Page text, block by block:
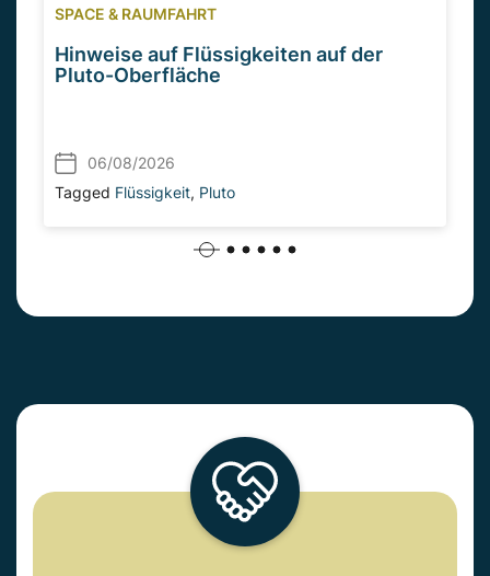
SPACE & RAUMFAHRT
Hinweise auf Flüssigkeiten auf der
Pluto-Oberfläche
06/08/2026
Tagged Flüssigkeit, Pluto